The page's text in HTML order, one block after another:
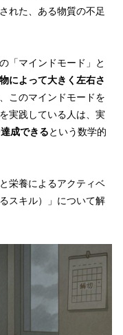
れた、ある物質の不足
「マインドモード」と
によって大きく左右さ
このマインドモードを
実践している人は、実
成できるという数学的
栄養によるアクティベ
スキル）」について解